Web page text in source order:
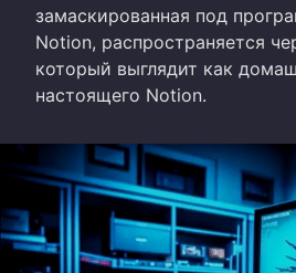
замаскированная под
Notion, распространяется
который выглядит как
настоящего Notion.